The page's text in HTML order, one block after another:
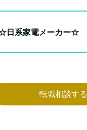
☆日系家電メーカー☆
転職相談する